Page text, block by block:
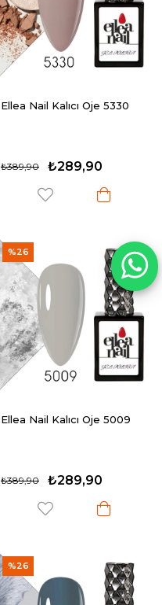
Ellea Nail Kalıcı Oje 5330
₺289,90
₺389,90
Ellea Nail Kalıcı Oje 5009
₺289,90
₺389,90
%26
%26